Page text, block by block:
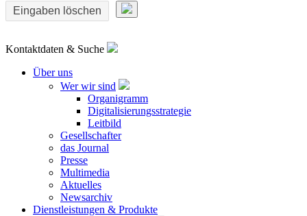
Eingaben löschen
Kontaktdaten & Suche
Über uns
Wer wir sind
Organigramm
Digitalisierungsstrategie
Leitbild
Gesellschafter
das Journal
Presse
Multimedia
Aktuelles
Newsarchiv
Dienstleistungen & Produkte